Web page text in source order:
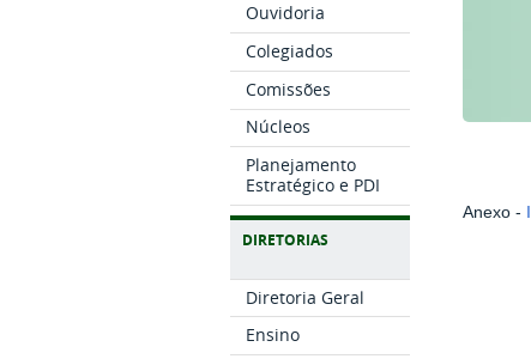
Ouvidoria
Colegiados
Comissões
Núcleos
Planejamento
Estratégico e PDI
DIRETORIAS
Diretoria Geral
Ensino
Anexo -